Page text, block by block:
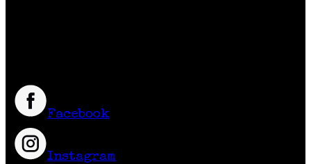
Facebook
Instagram